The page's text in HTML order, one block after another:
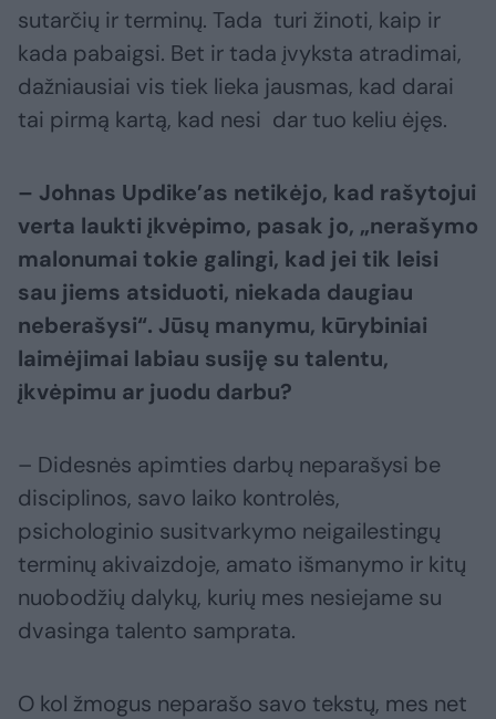
sutarčių ir terminų. Tada turi žinoti, kaip ir
kada pabaigsi. Bet ir tada įvyksta atradimai,
dažniausiai vis tiek lieka jausmas, kad darai
tai pirmą kartą, kad nesi dar tuo keliu ėjęs.
– Johnas Updike’as netikėjo, kad rašytojui
verta laukti įkvėpimo, pasak jo, „nerašymo
malonumai tokie galingi, kad jei tik leisi
sau jiems atsiduoti, niekada daugiau
neberašysi“. Jūsų manymu, kūrybiniai
laimėjimai labiau susiję su talentu,
įkvėpimu ar juodu darbu?
– Didesnės apimties darbų neparašysi be
disciplinos, savo laiko kontrolės,
psichologinio susitvarkymo neigailestingų
terminų akivaizdoje, amato išmanymo ir kitų
nuobodžių dalykų, kurių mes nesiejame su
dvasinga talento samprata.
O kol žmogus neparašo savo tekstų, mes net